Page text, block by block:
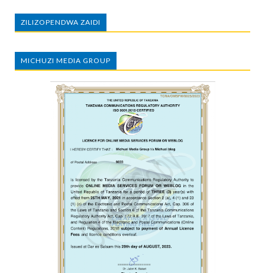
ZILIZOPENDWA ZAIDI
MICHUZI MEDIA GROUP